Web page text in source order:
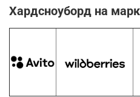
Хардсноуборд на